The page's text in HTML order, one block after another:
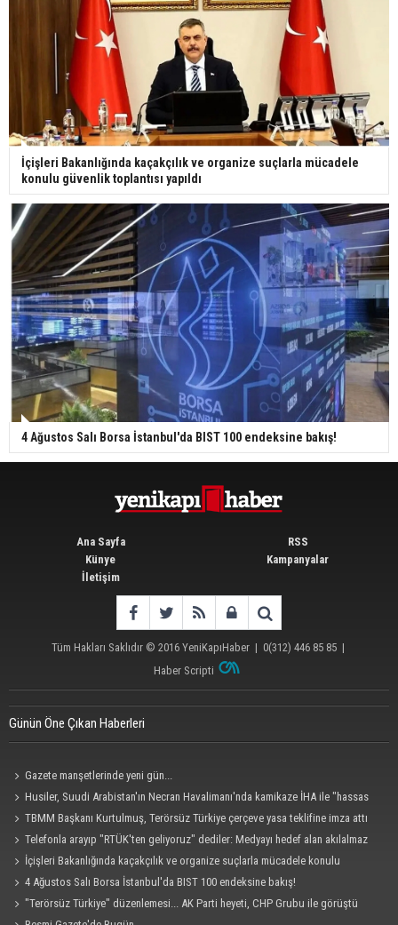
İçişleri Bakanlığında kaçakçılık ve organize suçlarla mücadele
konulu güvenlik toplantısı yapıldı
4 Ağustos Salı Borsa İstanbul'da BIST 100 endeksine bakış!
Ana Sayfa
Künye
İletişim
RSS
Kampanyalar
Tüm Hakları Saklıdır © 2016 YeniKapıHaber| 0(312) 446 85 85|
Haber Scripti
Günün Öne Çıkan Haberleri
Gazete manşetlerinde yeni gün...
Husiler, Suudi Arabistan'ın Necran Havalimanı'nda kamikaze İHA ile "hassas
bir hedefi" vurduklarını açıkladı
TBMM Başkanı Kurtulmuş, Terörsüz Türkiye çerçeve yasa teklifine imza attı
Telefonla arayıp "RTÜK'ten geliyoruz" dediler: Medyayı hedef alan akılalmaz
tuzak ifşa oldu
İçişleri Bakanlığında kaçakçılık ve organize suçlarla mücadele konulu
güvenlik toplantısı yapıldı
4 Ağustos Salı Borsa İstanbul'da BIST 100 endeksine bakış!
"Terörsüz Türkiye" düzenlemesi... AK Parti heyeti, CHP Grubu ile görüştü